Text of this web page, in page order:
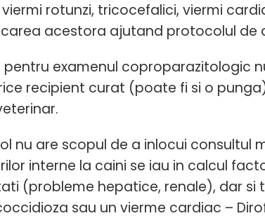
rotunzi, tricocefalici, viermi
acestora ajutand protocolul de
pentru examenul coproparazitologic
recipient curat (poate fi si o
nu are scopul de a inlocui consultul
interne la caini se iau in calcul
(probleme hepatice, renale), dar si
sau un vierme cardiac –